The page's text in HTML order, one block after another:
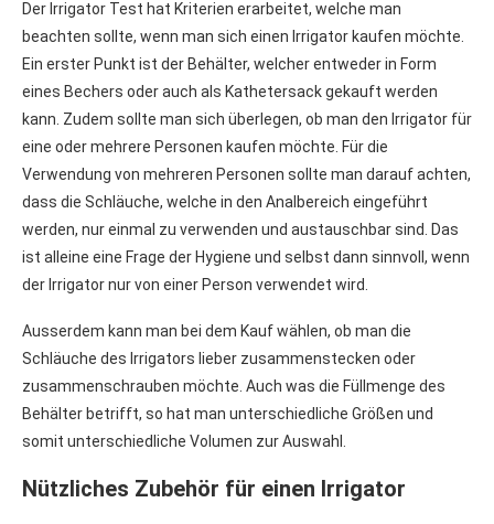
Der Irrigator Test hat Kriterien erarbeitet, welche man
beachten sollte, wenn man sich einen Irrigator kaufen möchte.
Ein erster Punkt ist der Behälter, welcher entweder in Form
eines Bechers oder auch als Kathetersack gekauft werden
kann. Zudem sollte man sich überlegen, ob man den Irrigator für
eine oder mehrere Personen kaufen möchte. Für die
Verwendung von mehreren Personen sollte man darauf achten,
dass die Schläuche, welche in den Analbereich eingeführt
werden, nur einmal zu verwenden und austauschbar sind. Das
ist alleine eine Frage der Hygiene und selbst dann sinnvoll, wenn
der Irrigator nur von einer Person verwendet wird.
Ausserdem kann man bei dem Kauf wählen, ob man die
Schläuche des Irrigators lieber zusammenstecken oder
zusammenschrauben möchte. Auch was die Füllmenge des
Behälter betrifft, so hat man unterschiedliche Größen und
somit unterschiedliche Volumen zur Auswahl.
Nützliches Zubehör für einen Irrigator